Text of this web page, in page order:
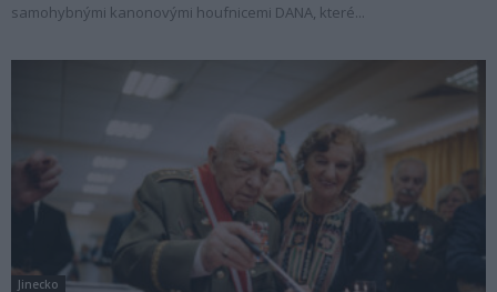
samohybnými kanonovými houfnicemi DANA, které...
Jinecko